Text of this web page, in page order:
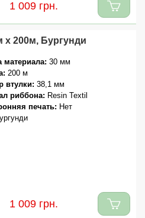
1 009 грн.
x 200м, Бургунди
материала: 30 мм
200 м
втулки: 38,1 мм
риббона: Resin Textil
печать: Нет
1 009 грн.